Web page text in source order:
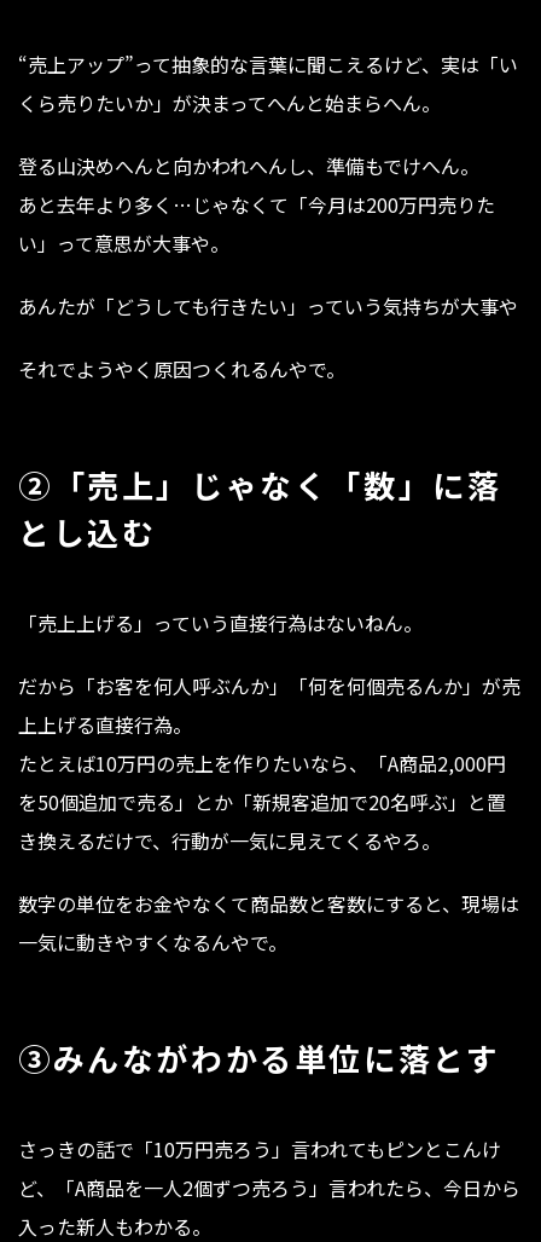
“売上アップ”って抽象的な言葉に聞こえるけど、実は「い
くら売りたいか」が決まってへんと始まらへん。
登る山決めへんと向かわれへんし、準備もでけへん。
あと去年より多く…じゃなくて「今月は200万円売りた
い」って意思が大事や。
あんたが「どうしても行きたい」っていう気持ちが大事や
それでようやく原因つくれるんやで。
②「売上」じゃなく「数」に落
とし込む
「売上上げる」っていう直接行為はないねん。
だから「お客を何人呼ぶんか」「何を何個売るんか」が売
上上げる直接行為。
たとえば10万円の売上を作りたいなら、「A商品2,000円
を50個追加で売る」とか「新規客追加で20名呼ぶ」と置
き換えるだけで、行動が一気に見えてくるやろ。
数字の単位をお金やなくて商品数と客数にすると、現場は
一気に動きやすくなるんやで。
③みんながわかる単位に落とす
さっきの話で「10万円売ろう」言われてもピンとこんけ
ど、「A商品を一人2個ずつ売ろう」言われたら、今日から
入った新人もわかる。